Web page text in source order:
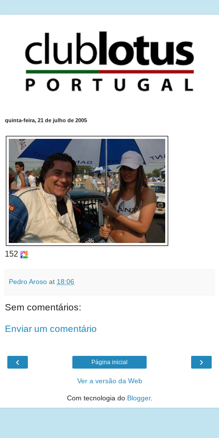
quinta-feira, 21 de julho de 2005
152
Pedro Aroso at 18:06
Sem comentários:
Enviar um comentário
‹ ›
Página inicial
Ver a versão da Web
Com tecnologia do Blogger.